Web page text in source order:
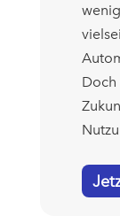
Doch